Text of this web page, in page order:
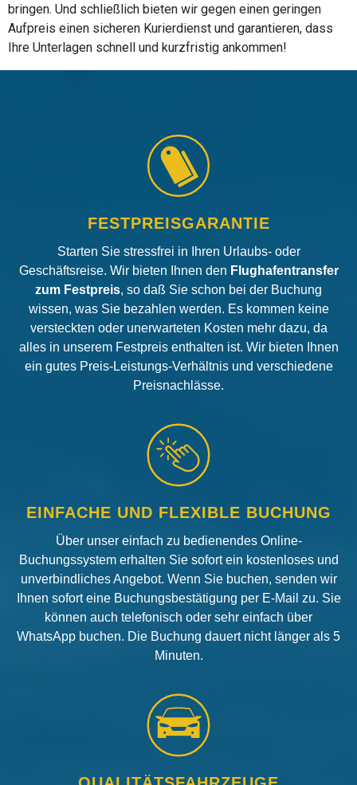
bringen. Und schließlich bieten wir gegen einen geringen
Aufpreis einen sicheren Kurierdienst und garantieren, dass
Ihre Unterlagen schnell und kurzfristig ankommen!
FESTPREISGARANTIE
Starten Sie stressfrei in Ihren Urlaubs- oder
Geschäftsreise. Wir bieten Ihnen den Flughafentransfer
zum Festpreis, so daß Sie schon bei der Buchung
wissen, was Sie bezahlen werden. Es kommen keine
versteckten oder unerwarteten Kosten mehr dazu, da
alles in unserem Festpreis enthalten ist. Wir bieten Ihnen
ein gutes Preis-Leistungs-Verhältnis und verschiedene
Preisnachlässe.
EINFACHE UND FLEXIBLE BUCHUNG
Über unser einfach zu bedienendes Online-
Buchungssystem erhalten Sie sofort ein kostenloses und
unverbindliches Angebot. Wenn Sie buchen, senden wir
Ihnen sofort eine Buchungsbestätigung per E-Mail zu. Sie
können auch telefonisch oder sehr einfach über
WhatsApp buchen. Die Buchung dauert nicht länger als 5
Minuten.